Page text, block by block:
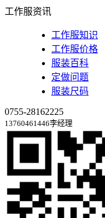
工作服资讯
工作服知识
工作服价格
服装百科
定做问题
服装尺码
0755-28162225
13760461446李经理